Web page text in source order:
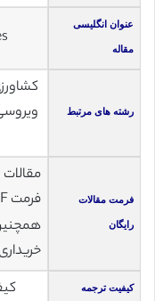
عنوان انگلیسی
مقاله
رشته های مرتبط
فرمت مقالات
رایگان
فرمت PDF آماده دانلود رایگان میباشند
کیفیت ترجمه